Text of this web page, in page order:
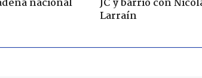
Larraín